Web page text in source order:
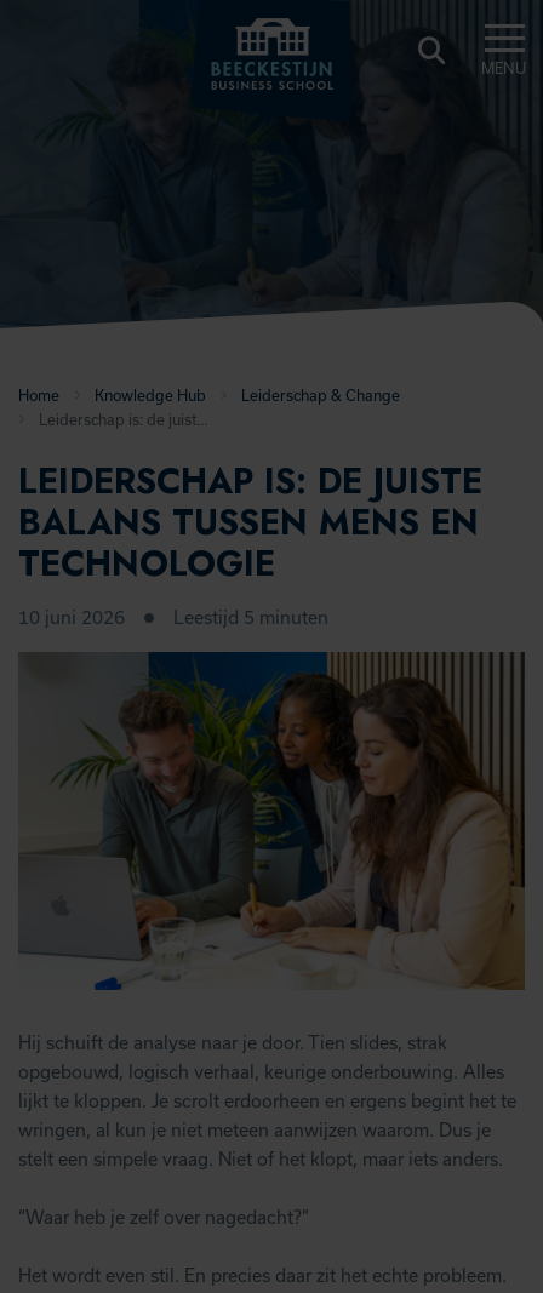
MENU
Home Knowledge Hub
Leiderschap & Change
Leiderschap is: de juiste balans tussen mens en technologie
LEIDERSCHAP IS: DE JUISTE
BALANS TUSSEN MENS EN
TECHNOLOGIE
10 juni 2026 Leestijd 5 minuten
Hij schuift de analyse naar je door. Tien slides, strak
opgebouwd, logisch verhaal, keurige onderbouwing. Alles
lijkt te kloppen. Je scrolt erdoorheen en ergens begint het te
wringen, al kun je niet meteen aanwijzen waarom. Dus je
stelt een simpele vraag. Niet of het klopt, maar iets anders.
“Waar heb je zelf over nagedacht?”
Het wordt even stil. En precies daar zit het echte probleem.